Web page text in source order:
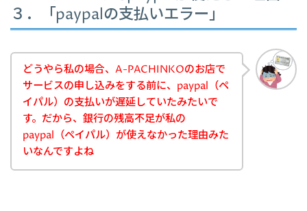
３．「paypalの支払いエラー」
どうやら私の場合、A-PACHINKOのお店で
サービスの申し込みをする前に、paypal（ペ
イパル）の支払いが遅延していたみたいで
す。だから、銀行の残高不足が私の
paypal（ペイパル）が使えなかった理由みた
いなんですよね